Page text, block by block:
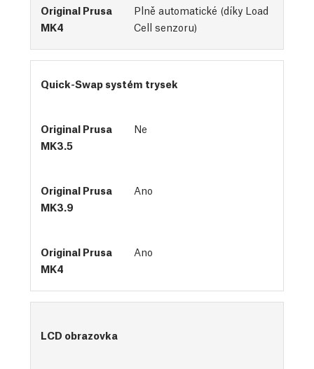
Plně automatické (díky Load
Cell senzoru)
Quick-Swap systém trysek
Ne
Ano
Ano
LCD obrazovka